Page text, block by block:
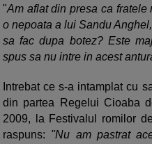
"Am aflat din presa ca fratele
o nepoata a lui Sandu
sa fac dupa botez? Este
spus sa nu intre in acest
Intrebat ce s-a intamplat cu
din partea Regelui Cioaba
2009, la Festivalul romilor
raspuns: "Nu am pastrat